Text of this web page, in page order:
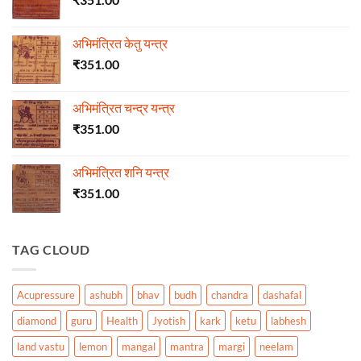
अभिमंत्रित केतु यन्त्र
₹351.00
अभिमंत्रित चन्द्र यन्त्र
₹351.00
अभिमंत्रित शनि यन्त्र
₹351.00
TAG CLOUD
Acupressure ashubh bhav budh chandra
dashafal
diamond
guru Health Jyotish kark ketu
labhesh
land vastu
lemon mangal mantra margi neelam